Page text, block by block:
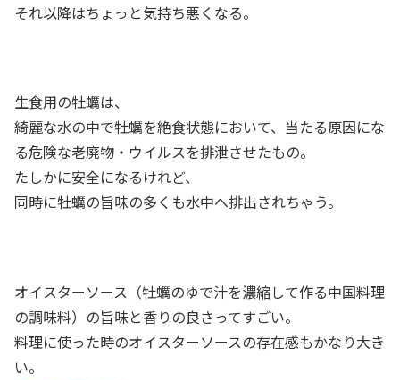
それ以降はちょっと気持ち悪くなる。
生食用の牡蠣は、
綺麗な水の中で牡蠣を絶食状態において、当たる原因にな
る危険な老廃物・ウイルスを排泄させたもの。
たしかに安全になるけれど、
同時に牡蠣の旨味の多くも水中へ排出されちゃう。
オイスターソース（牡蠣のゆで汁を濃縮して作る中国料理
の調味料）の旨味と香りの良さってすごい。
料理に使った時のオイスターソースの存在感もかなり大き
い。